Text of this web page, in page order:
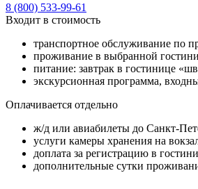
8 (800) 533-99-61
Входит в стоимость
транспортное обслуживание по
проживание в выбранной
питание: завтрак в гостинице
экскурсионная программа,
Оплачивается отдельно
ж/д или авиабилеты до Санкт-
услуги камеры хранения на
доплата за регистрацию в
дополнительные сутки